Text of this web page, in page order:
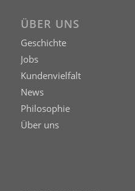
ÜBER UNS
Geschichte
Jobs
Kundenvielfalt
News
Philosophie
Über uns